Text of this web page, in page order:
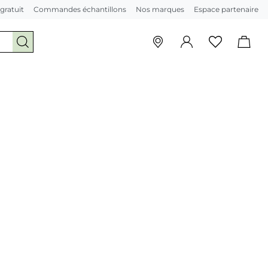
Commandes échantillons Nos marques Espace partenaire